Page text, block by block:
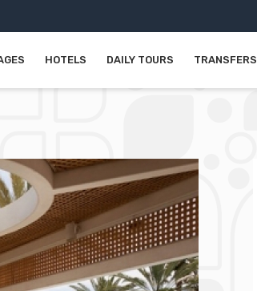
HOTELS DAILY TOURS TRANSFERS